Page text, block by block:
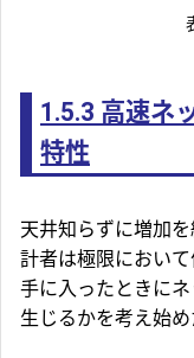
1.5.3 高速ネ
特性
天井知らずに増加
計者は極限におい
手に入ったときに
生じるかを考え始め